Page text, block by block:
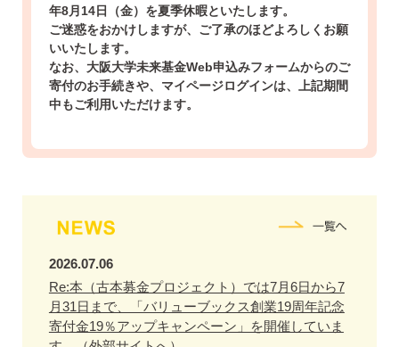
年8月14日（金）を夏季休暇といたします。
ご迷惑をおかけしますが、ご了承のほどよろしくお願
いいたします。
なお、大阪大学未来基金Web申込みフォームからのご
寄付のお手続きや、マイページログインは、上記期間
中もご利用いただけます。
2026.07.06
Re:本（古本募金プロジェクト）では7月6日から7
月31日まで、「バリューブックス創業19周年記念
寄付金19％アップキャンペーン」を開催していま